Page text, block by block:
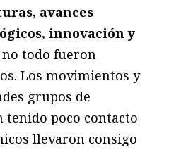
avances
innovación y
no todo fueron
Los movimientos y
grupos de
tenido poco contacto
llevaron consigo